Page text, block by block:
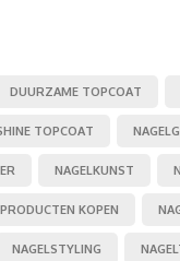
DUURZAME TOPCOAT
TOPCOAT
NAGELKUNST
KOPEN
NAGELSTYLING